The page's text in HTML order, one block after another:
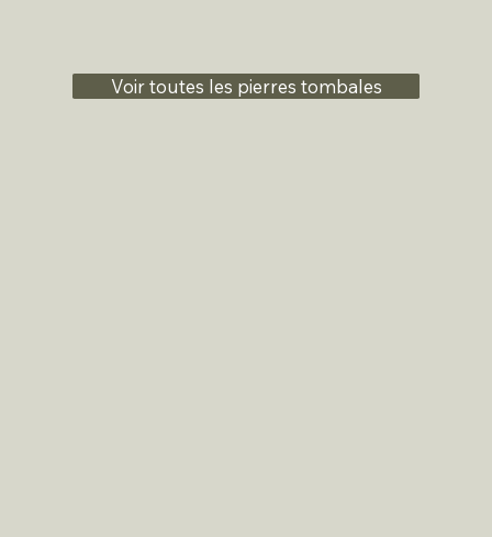
Voir toutes les pierres tombales